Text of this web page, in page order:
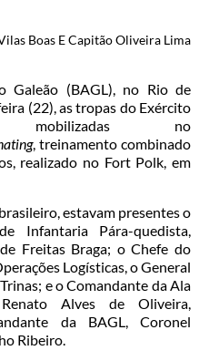
Boas E Capitão Oliveira Lima
Galeão (BAGL), no Rio de
(22), as tropas do Exército
no
, treinamento combinado
realizado no Fort Polk, em
estavam presentes o
Infantaria Pára-quedista,
Freitas Braga; o Chefe do
Logísticas, o General
e o Comandante da Ala
Alves de Oliveira,
da BAGL, Coronel
Ribeiro.